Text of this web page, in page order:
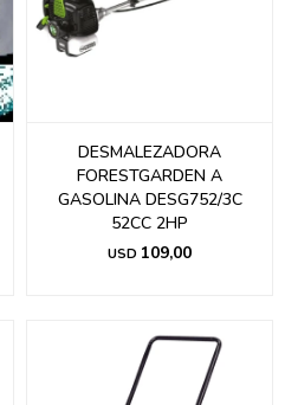
DESMALEZADORA
FORESTGARDEN A
GASOLINA DESG752/3C
52CC 2HP
USD 109,00